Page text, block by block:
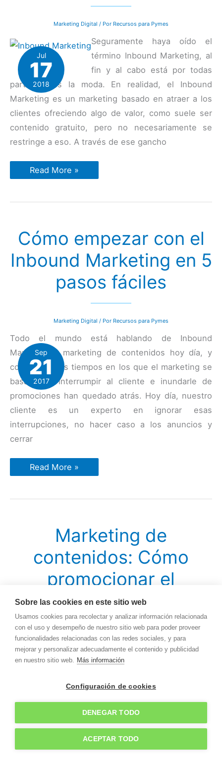
Marketing Digital / Por Recursos para Pymes
Jul
17
2018
Seguramente haya oído el
término Inbound Marketing, al
fin y al cabo está por todas
partes y es la moda. En realidad, el Inbound
Marketing es un marketing basado en atraer a los
clientes ofreciendo algo de valor, como suele ser
contenido gratuito, pero no necesariamente se
restringe a eso. A través de ese gancho
Por
qué
Marketing
Read More »
Cómo empezar con el
Inbound Marketing en 5
pasos fáciles
Marketing Digital / Por Recursos para Pymes
Sep
21
2017
Todo el mundo está hablando de Inbound
Marketing y marketing de contenidos hoy día, y
con razón. Los tiempos en los que el marketing se
basaba en interrumpir al cliente e inundarle de
promociones han quedado atrás. Hoy día, nuestro
cliente es un experto en ignorar esas
interrupciones, no hacer caso a los anuncios y
cerrar
Cómo
empezar
Inbound
Read More »
Marketing de
contenidos: Cómo
promocionar el
contenido con 2
estrategias sencillas y
la herramienta Ninja
Outreach
22
Uno de los puntos débiles de todo
Marketing de Contenidos es que
dicho contenido se crea, pero no se
Sobre las cookies en este sitio web
Usamos cookies para recolectar y analizar información relacionada
con el uso y desempeño de nuestro sitio web para poder proveer
funcionalidades relacionadas con las redes sociales, y para
mejorar y personalizar adecuadamente el contenido y publicidad
en nuestro sitio web. Más información
Configuración de cookies
DENEGAR TODO
ACEPTAR TODO